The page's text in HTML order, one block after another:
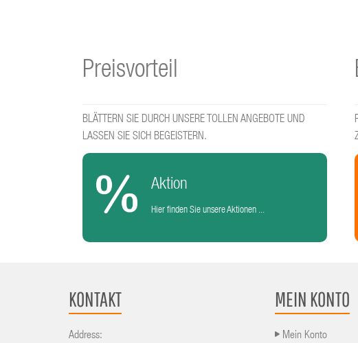
Preisvorteil
BLÄTTERN SIE DURCH UNSERE TOLLEN ANGEBOTE UND
LASSEN SIE SICH BEGEISTERN.
Aktion
Hier finden Sie unsere Aktionen ...
KONTAKT
Address:
MEIN KONTO
Mein Konto